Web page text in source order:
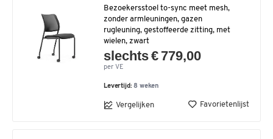
Bezoekersstoel to-sync meet mesh,
zonder armleuningen, gazen
rugleuning, gestoffeerde zitting, met
wielen, zwart
slechts € 779,00
per VE
Levertijd:8 weken
Vergelijken Favorietenlijst